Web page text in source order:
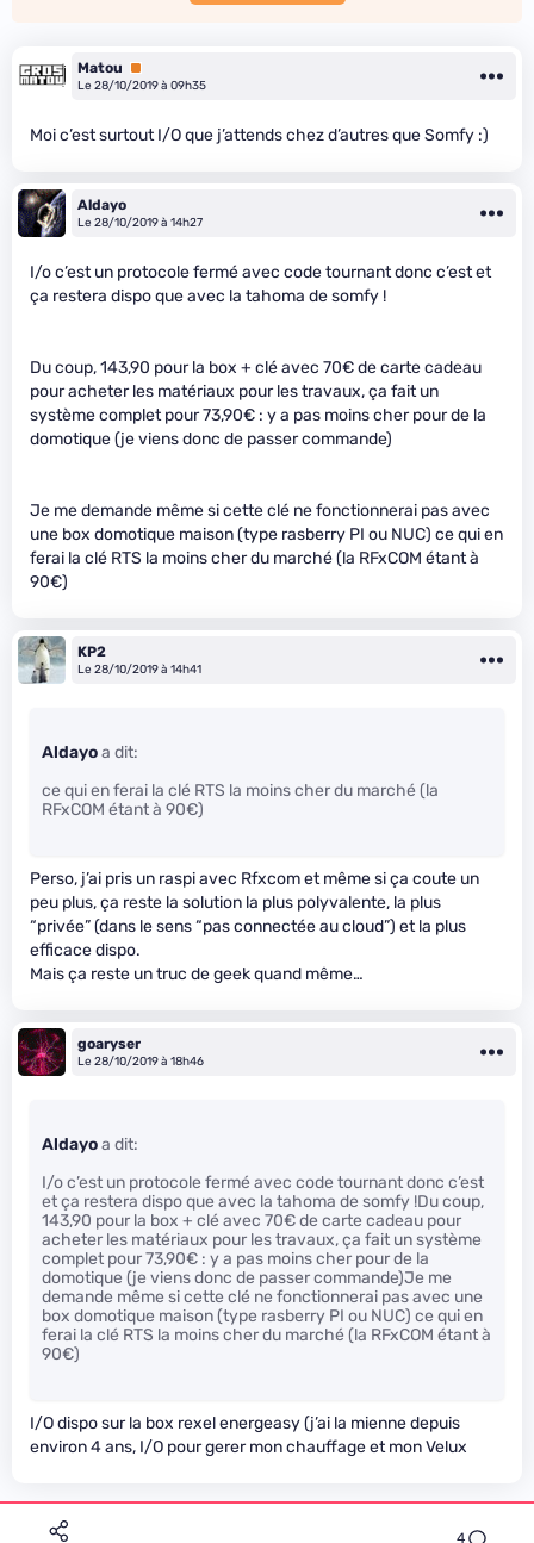
4
Matou
Premium
Le 28/10/2019 à 09h35
Moi c’est surtout I/O que j’attends chez d’autres que Somfy :)
Aldayo
Le 28/10/2019 à 14h27
I/o c’est un protocole fermé avec code tournant donc c’est et
ça restera dispo que avec la tahoma de somfy !
Du coup, 143,90 pour la box + clé avec 70€ de carte cadeau
pour acheter les matériaux pour les travaux, ça fait un
système complet pour 73,90€ : y a pas moins cher pour de la
domotique (je viens donc de passer commande)
Je me demande même si cette clé ne fonctionnerai pas avec
une box domotique maison (type rasberry PI ou NUC) ce qui en
ferai la clé RTS la moins cher du marché (la RFxCOM étant à
90€)
KP2
Le 28/10/2019 à 14h41
Aldayoa dit:
ce qui en ferai la clé RTS la moins cher du marché (la
RFxCOM étant à 90€)
Perso, j’ai pris un raspi avec Rfxcom et même si ça coute un
peu plus, ça reste la solution la plus polyvalente, la plus
“privée” (dans le sens “pas connectée au cloud”) et la plus
efficace dispo.
Mais ça reste un truc de geek quand même…
goaryser
Le 28/10/2019 à 18h46
Aldayoa dit:
I/o c’est un protocole fermé avec code tournant donc c’est
et ça restera dispo que avec la tahoma de somfy !Du coup,
143,90 pour la box + clé avec 70€ de carte cadeau pour
acheter les matériaux pour les travaux, ça fait un système
complet pour 73,90€ : y a pas moins cher pour de la
domotique (je viens donc de passer commande)Je me
demande même si cette clé ne fonctionnerai pas avec une
box domotique maison (type rasberry PI ou NUC) ce qui en
ferai la clé RTS la moins cher du marché (la RFxCOM étant à
90€)
I/O dispo sur la box rexel energeasy (j’ai la mienne depuis
environ 4 ans, I/O pour gerer mon chauffage et mon Velux